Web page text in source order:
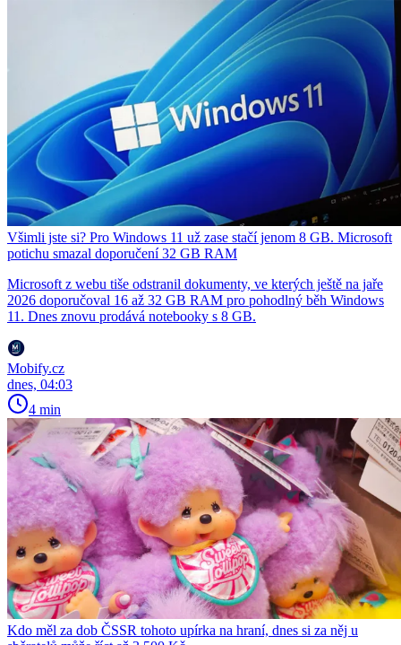
Všimli jste si? Pro Windows 11 už zase stačí jenom 8 GB. Microsoft
potichu smazal doporučení 32 GB RAM
Microsoft z webu tiše odstranil dokumenty, ve kterých ještě na jaře
2026 doporučoval 16 až 32 GB RAM pro pohodlný běh Windows
11. Dnes znovu prodává notebooky s 8 GB.
Mobify.cz
dnes, 04:03
4 min
Kdo měl za dob ČSSR tohoto upírka na hraní, dnes si za něj u